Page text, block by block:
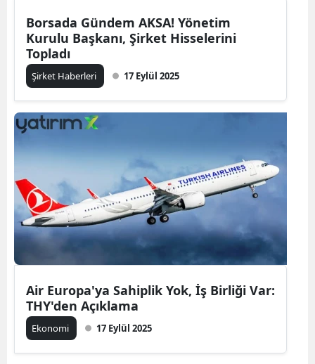
Borsada Gündem AKSA! Yönetim
Kurulu Başkanı, Şirket Hisselerini
Topladı
Şirket Haberleri 17 Eylül 2025
Air Europa'ya Sahiplik Yok, İş Birliği Var:
THY'den Açıklama
Ekonomi 17 Eylül 2025